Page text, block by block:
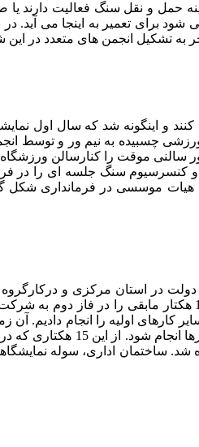
حمل و نقل سنگ فعالیت دارند یا
برای تعمیر به اینجا می آید. در
به تشکیل انجمن های متعدد در
کنند و اینگونه شد که سال اول
چسبیده به نیم ور و توسط
سالنی موقت را کنارسالن
سنگ جلسه ای را در
هیات موسسی در فرمانداری
و هیات دولت در استان مرکزی و
تخصیص سی هکتارزمین را به نام شرکت نمایشگاهی یکتا سنگ مصوب کرد. در فاز اول واگذاری زمین، 15 هکتار به ما
اولیه را انجام دادیم. آن
را احداث کردیم . 9 هکتار از 15 هکتار برای آن سال نمایشگاه آماده شد.